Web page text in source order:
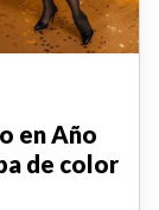
en Año
de color